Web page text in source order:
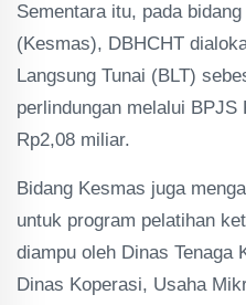
Sementara itu, pada
(Kesmas), DBHCHT
Langsung Tunai (BLT)
perlindungan melalui
Rp2,08 miliar.
Bidang Kesmas juga
untuk program pelatihan
diampu oleh Dinas Tenaga
Dinas Koperasi, Usaha